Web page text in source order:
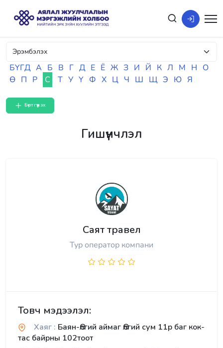
БҮГД А Б В Г Д Е Ё Ж З И Й К Л М Н О
Ө П Р С Т У Ү Ф Х Ц Ч Ш Щ Э Ю Я
Бүртгүүлэх
Гишүүнчлэл
Саят травел
Тур оператор компани
Товч мэдээлэл:
Хаяг : Баян-Өлгий аймаг Өлгий сум 11р баг кок-
тас байрны 102тоот